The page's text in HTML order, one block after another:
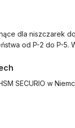
dla niszczarek
od P-2 do P-5.
SECURIO w